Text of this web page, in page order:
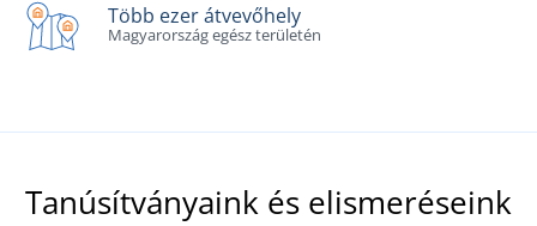
Több ezer átvevőhely
Magyarország egész területén
Tanúsítványaink és elismeréseink